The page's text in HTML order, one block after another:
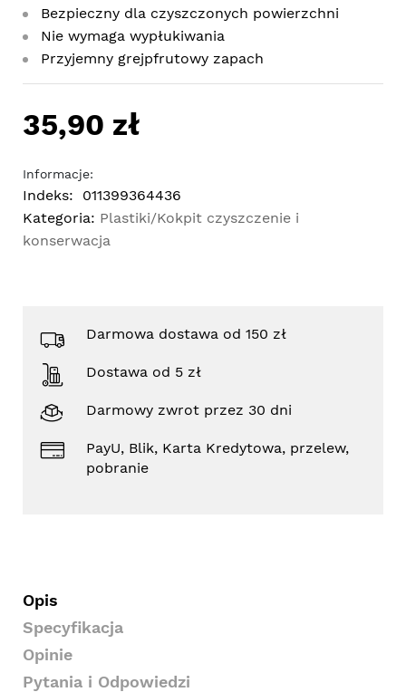
Bezpieczny dla czyszczonych powierzchni
Nie wymaga wypłukiwania
Przyjemny grejpfrutowy zapach
35,90 zł
Informacje:
Indeks:
011399364436
Kategoria: Plastiki/Kokpit czyszczenie i
konserwacja
Darmowa dostawa od 150 zł
Dostawa od 5 zł
Darmowy zwrot przez 30 dni
PayU, Blik, Karta Kredytowa, przelew,
pobranie
Opis
Specyfikacja
Opinie
Pytania i Odpowiedzi